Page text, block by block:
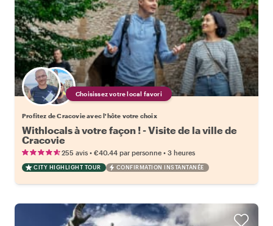
Choisissez votre local favori
Profitez de Cracovie avec l'hôte votre choix
Withlocals à votre façon ! - Visite de la ville de
Cracovie
255 avis • €40.44 par personne • 3 heures
CITY HIGHLIGHT TOUR CONFIRMATION INSTANTANÉE